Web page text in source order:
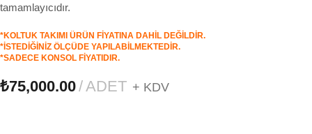
tamamlayıcıdır.
*KOLTUK TAKIMI ÜRÜN FİYATINA DAHİL DEĞİLDİR.
*İSTEDİĞİNİZ ÖLÇÜDE YAPILABİLMEKTEDİR.
*SADECE KONSOL FİYATIDIR.
₺75,000.00 ADET + KDV